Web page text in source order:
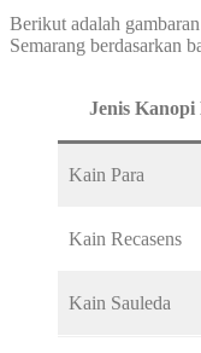
Berikut adalah
Semarang berdasarkan
Jenis Kanopi
Kain Para
Kain Recasens
Kain Sauleda